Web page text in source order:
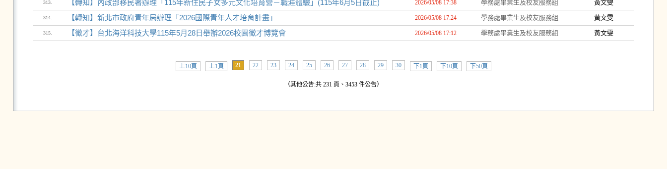
313. 【轉知】內政部移民署辦理「115年新住民子女多元文化培育營－職涯體驗」(115年6月5日截止) 2026/05/08 17:38 學務處畢業生及校友服務組 黃文雯
314. 【轉知】新北市政府青年局辦理「2026國際青年人才培育計畫」 2026/05/08 17:24 學務處畢業生及校友服務組 黃文雯
315. 【徵才】台北海洋科技大學115年5月28日舉辦2026校園徵才博覽會 2026/05/08 17:12 學務處畢業生及校友服務組 黃文雯
上10頁 上1頁 21 22 23 24 25 26 27 28 29 30 下1頁 下10頁 下50頁
（其他公告:共 231 頁、3453 件公告）